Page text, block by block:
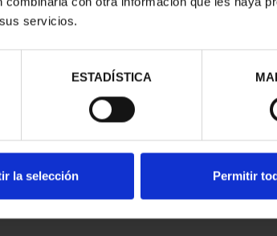
servicios.
ESTADÍSTICA
la selección Permitir